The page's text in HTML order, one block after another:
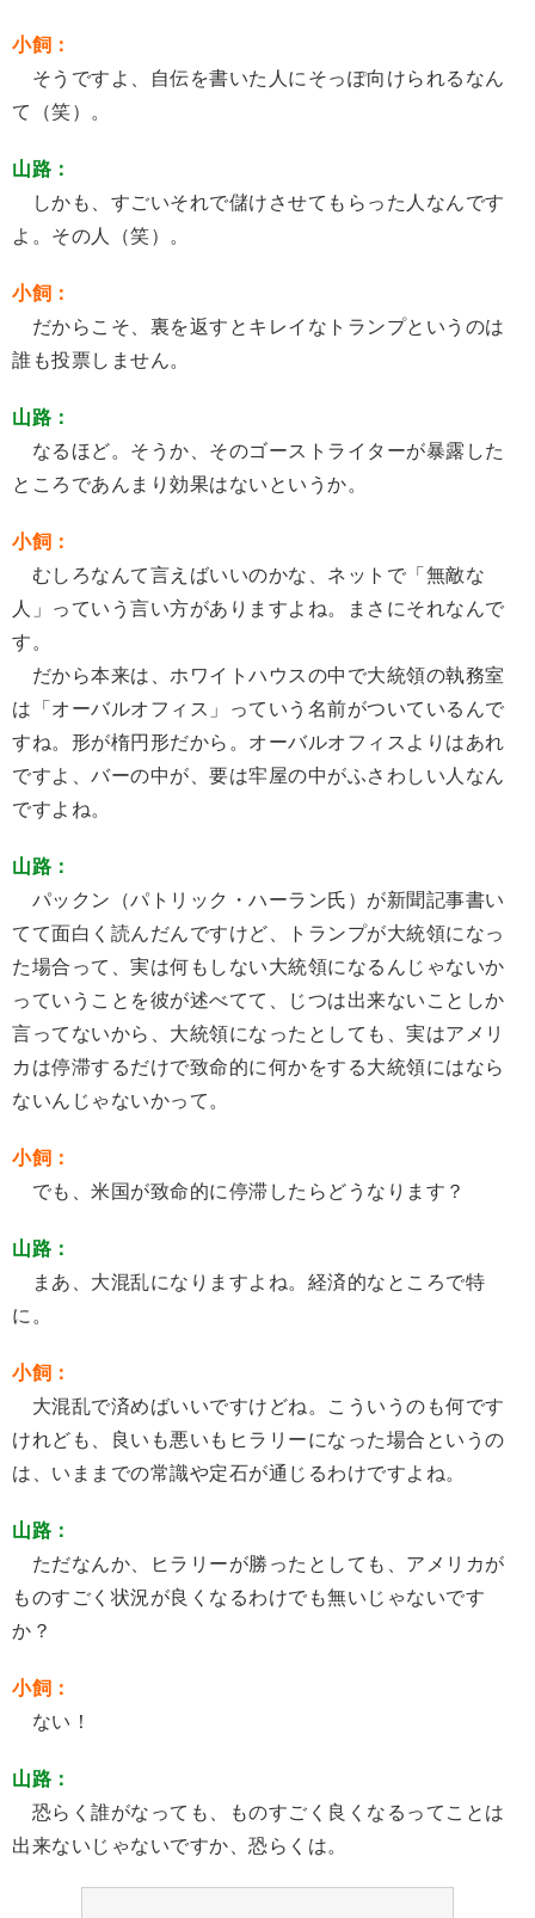
小飼：
そうですよ、自伝を書いた人にそっぽ向けられるなん
て（笑）。
山路：
しかも、すごいそれで儲けさせてもらった人なんです
よ。その人（笑）。
小飼：
だからこそ、裏を返すとキレイなトランプというのは
誰も投票しません。
山路：
なるほど。そうか、そのゴーストライターが暴露した
ところであんまり効果はないというか。
小飼：
むしろなんて言えばいいのかな、ネットで「無敵な
人」っていう言い方がありますよね。まさにそれなんで
す。
だから本来は、ホワイトハウスの中で大統領の執務室
は「オーバルオフィス」っていう名前がついているんで
すね。形が楕円形だから。オーバルオフィスよりはあれ
ですよ、バーの中が、要は牢屋の中がふさわしい人なん
ですよね。
山路：
パックン（パトリック・ハーラン氏）が新聞記事書い
てて面白く読んだんですけど、トランプが大統領になっ
た場合って、実は何もしない大統領になるんじゃないか
っていうことを彼が述べてて、じつは出来ないことしか
言ってないから、大統領になったとしても、実はアメリ
カは停滞するだけで致命的に何かをする大統領にはなら
ないんじゃないかって。
小飼：
でも、米国が致命的に停滞したらどうなります？
山路：
まあ、大混乱になりますよね。経済的なところで特
に。
小飼：
大混乱で済めばいいですけどね。こういうのも何です
けれども、良いも悪いもヒラリーになった場合というの
は、いままでの常識や定石が通じるわけですよね。
山路：
ただなんか、ヒラリーが勝ったとしても、アメリカが
ものすごく状況が良くなるわけでも無いじゃないです
か？
小飼：
ない！
山路：
恐らく誰がなっても、ものすごく良くなるってことは
出来ないじゃないですか、恐らくは。